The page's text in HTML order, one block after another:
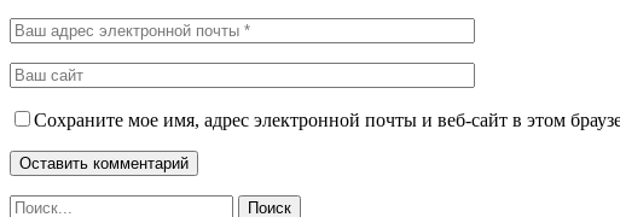
Сохраните мое имя, адрес электронной почты и веб-сайт в этом